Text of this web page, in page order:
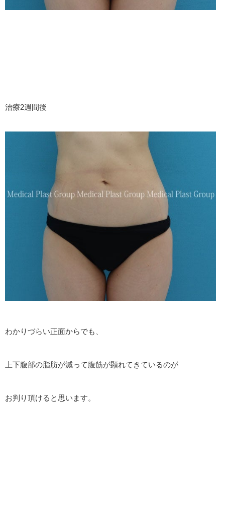
治療2週間後
わかりづらい正面からでも、
上下腹部の脂肪が減って腹筋が顕れてきているのが
お判り頂けると思います。